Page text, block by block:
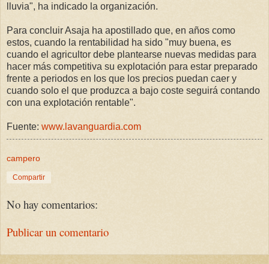
lluvia", ha indicado la organización.
Para concluir Asaja ha apostillado que, en años como
estos, cuando la rentabilidad ha sido "muy buena, es
cuando el agricultor debe plantearse nuevas medidas para
hacer más competitiva su explotación para estar preparado
frente a periodos en los que los precios puedan caer y
cuando solo el que produzca a bajo coste seguirá contando
con una explotación rentable".
Fuente: www.lavanguardia.com
campero
Compartir
No hay comentarios:
Publicar un comentario